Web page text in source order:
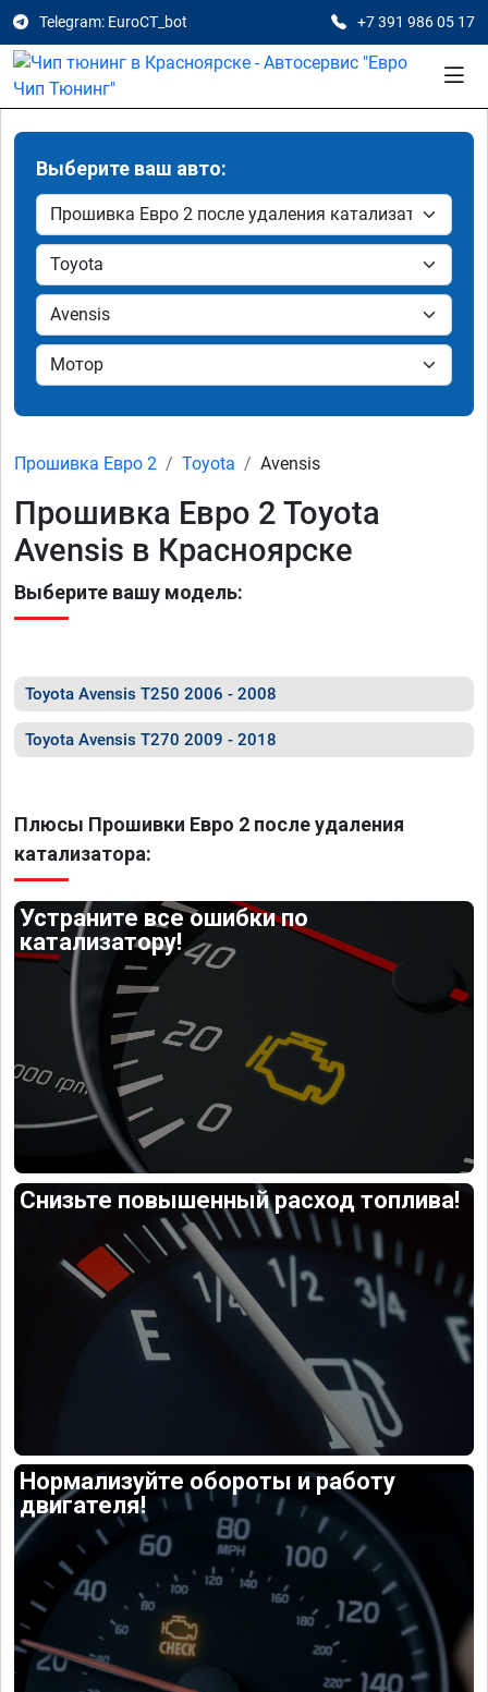
Telegram: EuroCT_bot +7 391 986 05 17
Выберите ваш авто:
Прошивка Евро 2 Toyota Avensis
Прошивка Евро 2 Toyota
Avensis в Красноярске
Выберите вашу модель:
Toyota Avensis T250 2006 - 2008
Toyota Avensis T270 2009 - 2018
Плюсы Прошивки Евро 2 после удаления
катализатора:
Устраните все ошибки по
катализатору!
Снизьте повышенный расход топлива!
Нормализуйте обороты и работу
двигателя!